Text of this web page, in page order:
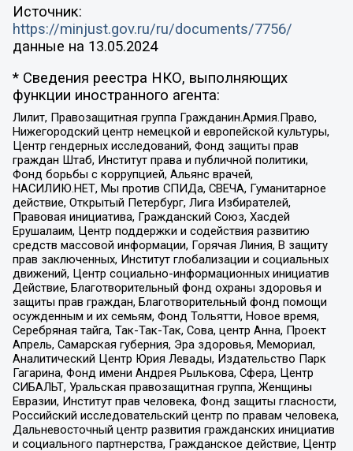
Источник:
https://minjust.gov.ru/ru/documents/7756/
данные на 13.05.2024
* Сведения реестра НКО, выполняющих
функции иностранного агента:
Лилит, Правозащитная группа Гражданин.Армия.Право,
Нижегородский центр немецкой и европейской культуры,
Центр гендерных исследований, Фонд защиты прав
граждан Штаб, Институт права и публичной политики,
Фонд борьбы с коррупцией, Альянс врачей,
НАСИЛИЮ.НЕТ, Мы против СПИДа, СВЕЧА, Гуманитарное
действие, Открытый Петербург, Лига Избирателей,
Правовая инициатива, Гражданский Союз, Хасдей
Ерушалаим, Центр поддержки и содействия развитию
средств массовой информации, Горячая Линия, В защиту
прав заключенных, Институт глобализации и социальных
движений, Центр социально-информационных инициатив
Действие, Благотворительный фонд охраны здоровья и
защиты прав граждан, Благотворительный фонд помощи
осужденным и их семьям, Фонд Тольятти, Новое время,
Серебряная тайга, Так-Так-Так, Сова, центр Анна, Проект
Апрель, Самарская губерния, Эра здоровья, Мемориал,
Аналитический Центр Юрия Левады, Издательство Парк
Гагарина, Фонд имени Андрея Рылькова, Сфера, Центр
СИБАЛЬТ, Уральская правозащитная группа, Женщины
Евразии, Институт прав человека, Фонд защиты гласности,
Российский исследовательский центр по правам человека,
Дальневосточный центр развития гражданских инициатив
и социального партнерства, Гражданское действие, Центр